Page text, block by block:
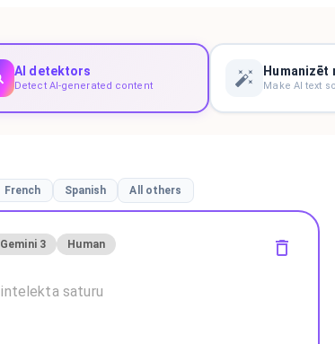
AI detektors
Detect AI-generated content Make AI text
French Spanish All others
Gemini 3 Human